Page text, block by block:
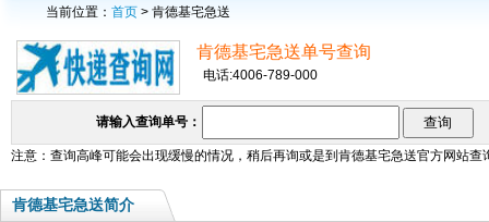
当前位置： 首页 > 肯德基宅急送
肯德基宅急送单号查询
电话:4006-789-000
请输入查询单号：
注意：查询高峰可能会出现缓慢的情况，稍后再询或是到 肯德基宅急送官方网站查
肯德基宅急送简介